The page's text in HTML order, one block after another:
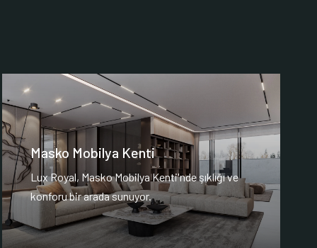
Masko Mobilya Kenti
Lux Royal, Masko Mobilya Kenti'nde şıklığı ve
konforu bir arada sunuyor.